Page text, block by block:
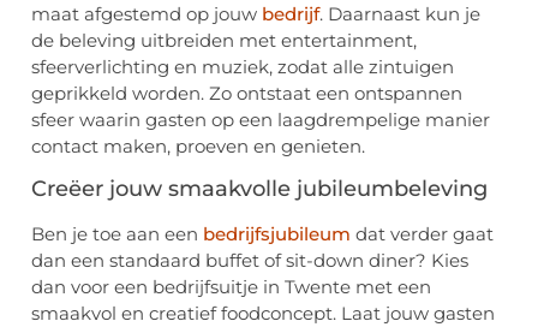
maat afgestemd op jouw bedrijf. Daarnaast kun je
de beleving uitbreiden met entertainment,
sfeerverlichting en muziek, zodat alle zintuigen
geprikkeld worden. Zo ontstaat een ontspannen
sfeer waarin gasten op een laagdrempelige manier
contact maken, proeven en genieten.
Creëer jouw smaakvolle jubileumbeleving
Ben je toe aan een bedrijfsjubileum dat verder gaat
dan een standaard buffet of sit-down diner? Kies
dan voor een bedrijfsuitje in Twente met een
smaakvol en creatief foodconcept. Laat jouw gasten